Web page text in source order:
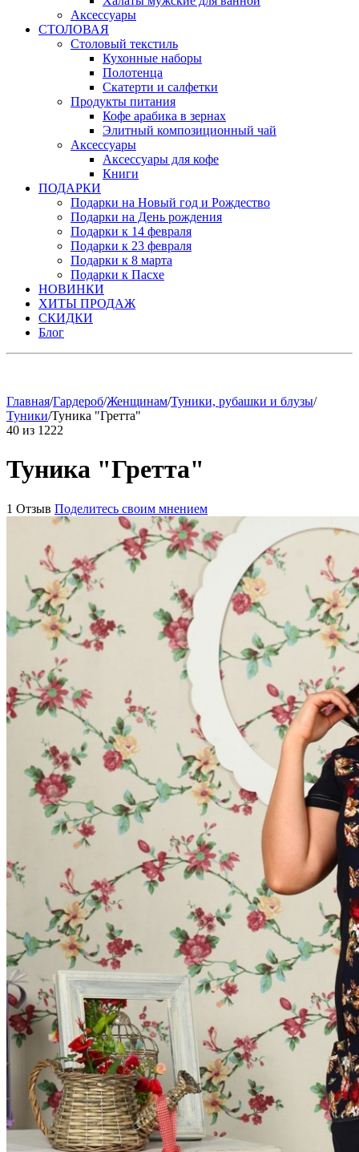
Аксессуары
СТОЛОВАЯ
Столовый текстиль
Кухонные наборы
Полотенца
Скатерти и салфетки
Продукты питания
Кофе арабика в зернах
Элитный композиционный чай
Аксессуары
Аксессуары для кофе
Книги
ПОДАРКИ
Подарки на Новый год и Рождество
Подарки на День рождения
Подарки к 14 февраля
Подарки к 23 февраля
Подарки к 8 марта
Подарки к Пасхе
НОВИНКИ
ХИТЫ ПРОДАЖ
СКИДКИ
Блог
Главная/Гардероб/Женщинам/Туники, рубашки и блузы/
Туники/Туника "Гретта"
40 из 1222
Туника "Гретта"
1 Отзыв Поделитесь своим мнением